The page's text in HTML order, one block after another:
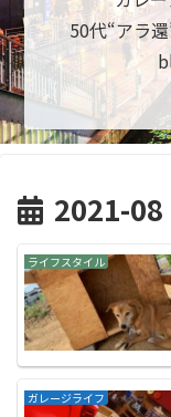
50代“アラ
2021-08
ライフスタイル
ガレージライフ